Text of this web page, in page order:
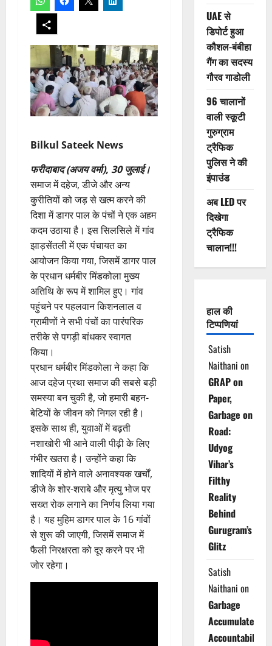
Bilkul Sateek News
फरीदाबाद (अजय वर्मा), 30 जुलाई।
समाज में दहेज, डीजे और अन्य
कुरीतियों को जड़ से खत्म करने की
दिशा में डागर पाल के पंचों ने एक अहम
कदम उठाया है। इस सिलसिले में गांव
झाड़सेंतली में एक पंचायत का
आयोजन किया गया, जिसमें डागर पाल
के प्रधान धर्मबीर मिंडकोला मुख्य
अतिथि के रूप में शामिल हुए। गांव
पहुंचने पर पहलवान किशनलाल व
ग्रामीणों ने सभी पंचों का पारंपरिक
तरीके से पगड़ी बांधकर स्वागत
किया।
प्रधान धर्मबीर मिंडकोला ने कहा कि
आज दहेज प्रथा समाज की सबसे बड़ी
समस्या बन चुकी है, जो हमारी बहन-
बेटियों के जीवन को निगल रही है।
इसके साथ ही, युवाओं में बढ़ती
नशाखोरी भी आने वाली पीढ़ी के लिए
गंभीर खतरा है। उन्होंने कहा कि
शादियों में होने वाले अनावश्यक खर्चों,
डीजे के शोर-शराबे और मृत्यु भोज पर
सख्त रोक लगाने का निर्णय लिया गया
है। यह मुहिम डागर पाल के 16 गांवों
से शुरू की जाएगी, जिसमें समाज में
फैली निरक्षरता को दूर करने पर भी
जोर रहेगा।
UAE से
डिपोर्ट हुआ
कौशल-बंबीहा
गैंग का सदस्य
गौरव गाडोली
96 चालानों
वाली स्कूटी
गुरुग्राम
ट्रैफिक
पुलिस ने की
इंपाउंड
अब LED पर
दिखेगा
ट्रैफिक
चालान!!!
हाल की
टिप्पणियां
Satish
Naithani on
GRAP on
Paper,
Garbage on
Road:
Udyog
Vihar’s
Filthy
Reality
Behind
Gurugram’s
Glitz
Satish
Naithani on
Garbage
Accumulates,
Accountability